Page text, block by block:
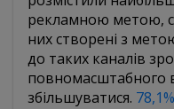
рекламною метою,
них створені з
до таких каналів
повномасштабного
збільшуватися.